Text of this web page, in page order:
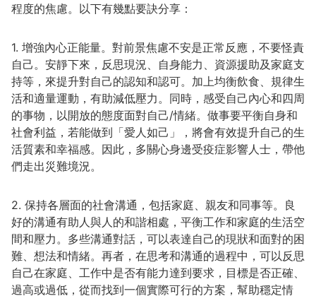
程度的焦慮。以下有幾點要訣分享：
1. 增強內心正能量。對前景焦慮不安是正常反應，不要怪責
自己。安靜下來，反思現況、自身能力、資源援助及家庭支
持等，來提升對自己的認知和認可。加上均衡飲食、規律生
活和適量運動，有助減低壓力。同時，感受自己內心和四周
的事物，以開放的態度面對自己/情緒。做事要平衡自身和
社會利益，若能做到「愛人如己」，將會有效提升自己的生
活質素和幸福感。因此，多關心身邊受疫症影響人士，帶他
們走出災難境況。
2. 保持各層面的社會溝通，包括家庭、親友和同事等。良
好的溝通有助人與人的和諧相處，平衡工作和家庭的生活空
間和壓力。多些溝通對話，可以表達自己的現狀和面對的困
難、想法和情緒。再者，在思考和溝通的過程中，可以反思
自己在家庭、工作中是否有能力達到要求，目標是否正確、
過高或過低，從而找到一個實際可行的方案，幫助穩定情